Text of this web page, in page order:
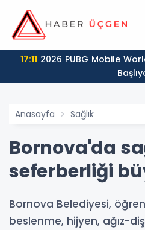
17:11
Anasayfa Sağlık
Bornova'da
seferberliği
Bornova Belediyesi,
beslenme, hijyen, ağız-